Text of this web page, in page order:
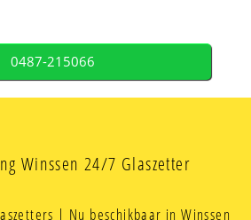
0487-215066
Winssen 24/7 Glaszetter
| Nu beschikbaar in Winssen